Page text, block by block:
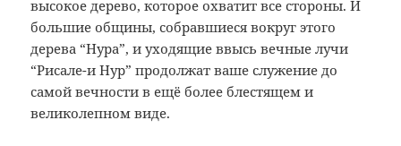
высокое дерево, которое охватит все стороны. И
большие общины, собравшиеся вокруг этого
дерева “Нура”, и уходящие ввысь вечные лучи
“Рисале-и Нур” продолжат ваше служение до
самой вечности в ещё более блестящем и
великолепном виде.